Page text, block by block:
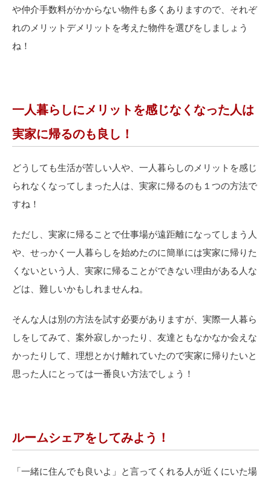
や仲介手数料がかからない物件も多くありますので、それぞ
れのメリットデメリットを考えた物件を選びをしましょう
ね！
一人暮らしにメリットを感じなくなった人は
実家に帰るのも良し！
どうしても生活が苦しい人や、一人暮らしのメリットを感じ
られなくなってしまった人は、実家に帰るのも１つの方法で
すね！
ただし、実家に帰ることで仕事場が遠距離になってしまう人
や、せっかく一人暮らしを始めたのに簡単には実家に帰りた
くないという人、実家に帰ることができない理由がある人な
どは、難しいかもしれませんね。
そんな人は別の方法を試す必要がありますが、実際一人暮ら
しをしてみて、案外寂しかったり、友達ともなかなか会えな
かったりして、理想とかけ離れていたので実家に帰りたいと
思った人にとっては一番良い方法でしょう！
ルームシェアをしてみよう！
「一緒に住んでも良いよ」と言ってくれる人が近くにいた場